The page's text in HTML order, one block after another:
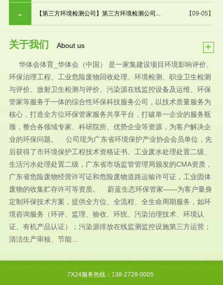
【09-05】
【第三方环境检测公司】第三方环境检测公司...
关于我们 About us +
华体会体育_华体会（中国） 是一家集建设项目环境影响评价、
环保治理工程、工业危险废物回收处理、环境检测、职业卫生检测
与评价、放射卫生检测与评价、污染源在线监控设备及运维、环保
管家等服务于一体的综合性环保科技服务公司，以技术质量服务为
核心，打造全方位环保管家服务共享平台，打破单一企业的服务瓶
颈，整合各领域专家、科研院所、优势企业等资源，为客户解决企
业的环保问题。 公司现为广东省环境保护产业协会会员单位，先
后获得了市环境保护工程技术资格证书、工业废水处理处置二级、
生活污水处理处置二级，广东省市场监管管理局颁发的CMA资质，
广东省危险废物经营许可证和危险废物道路运输许可证，工业固体
废物的收集贮存许可等资质。 蔚蓝生态环保管家——为客户量身
定制环保技术方案，提供全方位、全流程、全生命周期服务，如环
境咨询服务（环评、监理、验收、环统、污染治理技术、环境认
证、有机产品认证）；污染源排放在线监测监控设施第三方运营；
清洁生产审核、节能...
7X24服务热线：138-2728-0005